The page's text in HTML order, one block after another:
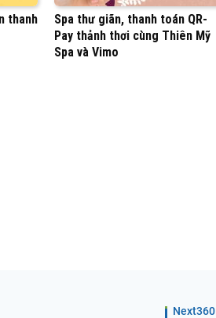
thanh
Spa thư giãn, thanh toán QR-
Pay thảnh thơi cùng Thiên Mỹ
Spa và Vimo
Next360